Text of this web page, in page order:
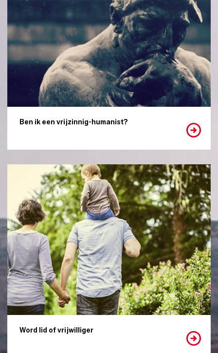
Ben ik een vrijzinnig-humanist?
Word lid of vrijwilliger